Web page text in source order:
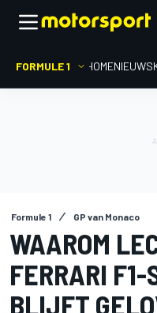
FORMULE 1 HOMENIEUWS
Formule 1 GP van Monaco
WAAROM
FERRARI F1-
BLIJFT